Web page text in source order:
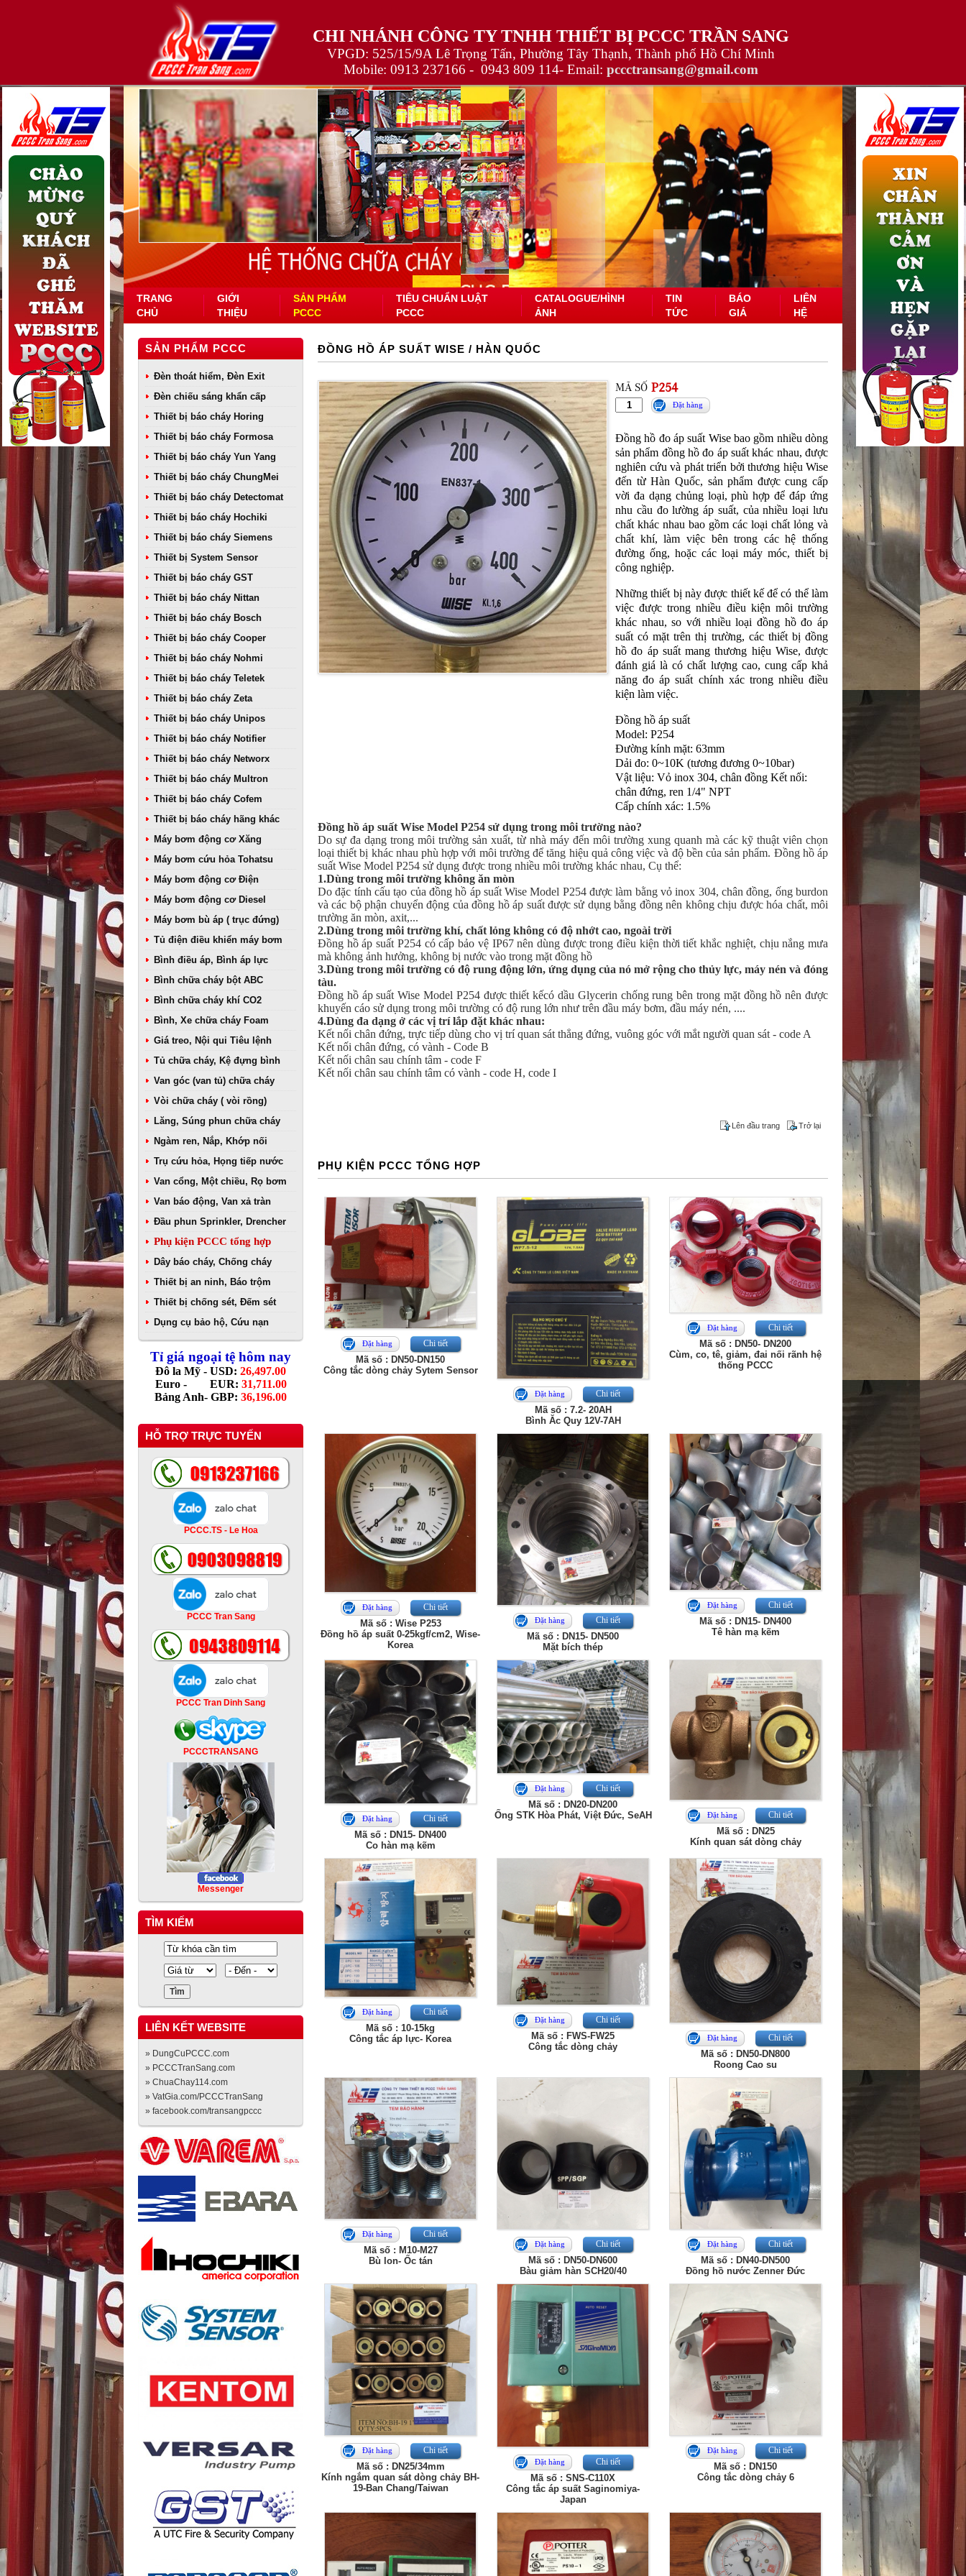
CHI NHÁNH CÔNG TY TNHH THIẾT BỊ PCCC TRẦN SANG
VPGD: 525/15/9A Lê Trọng Tấn, Phường Tây Thạnh, Thành phố Hồ Chí Minh
Mobile: 0913 237166 - 0943 809 114- Email: pccctransang@gmail.com
TRANG
CHỦ
GIỚI
THIỆU
SẢN PHẨM
PCCC
TIÊU CHUẨN LUẬT
PCCC
CATALOGUE/HÌNH
ẢNH
TIN
TỨC
BÁO
GIÁ
LIÊN
HỆ
SẢN PHẨM PCCC
Đèn thoát hiểm, Đèn Exit
Đèn chiếu sáng khẩn cấp
Thiết bị báo cháy Horing
Thiết bị báo cháy Formosa
Thiết bị báo cháy Yun Yang
Thiết bị báo cháy ChungMei
Thiết bị báo cháy Detectomat
Thiết bị báo cháy Hochiki
Thiết bị báo cháy Siemens
Thiết bị System Sensor
Thiết bị báo cháy GST
Thiết bị báo cháy Nittan
Thiết bị báo cháy Bosch
Thiết bị báo cháy Cooper
Thiết bị báo cháy Nohmi
Thiết bị báo cháy Teletek
Thiết bị báo cháy Zeta
Thiết bị báo cháy Unipos
Thiết bị báo cháy Notifier
Thiết bị báo cháy Networx
Thiết bị báo cháy Multron
Thiết bị báo cháy Cofem
Thiết bị báo cháy hãng khác
Máy bơm động cơ Xăng
Máy bơm cứu hỏa Tohatsu
Máy bơm động cơ Điện
Máy bơm động cơ Diesel
Máy bơm bù áp ( trục đứng)
Tủ điện điều khiển máy bơm
Bình điều áp, Bình áp lực
Bình chữa cháy bột ABC
Bình chữa cháy khí CO2
Bình, Xe chữa cháy Foam
Giá treo, Nội qui Tiêu lệnh
Tủ chữa cháy, Kệ đựng bình
Van góc (van tủ) chữa cháy
Vòi chữa cháy ( vòi rồng)
Lăng, Súng phun chữa cháy
Ngàm ren, Nắp, Khớp nối
Trụ cứu hỏa, Họng tiếp nước
Van cổng, Một chiều, Rọ bơm
Van báo động, Van xả tràn
Đầu phun Sprinkler, Drencher
Phụ kiện PCCC tổng hợp
Dây báo cháy, Chống cháy
Thiết bị an ninh, Báo trộm
Thiết bị chống sét, Đếm sét
Dụng cụ bảo hộ, Cứu nạn
Tỉ giá ngoại tệ hôm nay
Đô la Mỹ - USD: 26,497.00
Euro - EUR: 31,711.00
Bảng Anh- GBP: 36,196.00
HỖ TRỢ TRỰC TUYẾN
PCCC.TS - Le Hoa
PCCC Tran Sang
PCCC Tran Dinh Sang
PCCCTRANSANG
Messenger
TÌM KIẾM
LIÊN KẾT WEBSITE
» DungCuPCCC.com
» PCCCTranSang.com
» ChuaChay114.com
» VatGia.com/PCCCTranSang
» facebook.com/transangpccc
ĐỒNG HỒ ÁP SUẤT WISE / HÀN QUỐC
MÃ SỐ P254
Đặt hàng
Đồng hồ đo áp suất Wise bao gồm nhiều dòng
sản phẩm đồng hồ đo áp suất khác nhau, được
nghiên cứu và phát triển bởi thương hiệu Wise
đến từ Hàn Quốc, sản phẩm được cung cấp
vời đa dạng chủng loại, phù hợp để đáp ứng
nhu cầu đo lường áp suất, của nhiều loại lưu
chất khác nhau bao gồm các loại chất lỏng và
chất khí, làm việc bên trong các hệ thống
đường ống, hoặc các loại máy móc, thiết bị
công nghiệp.
Những thiết bị này được thiết kế để có thể làm
việc được trong nhiều điều kiện môi trường
khác nhau, so với nhiều loại đồng hồ đo áp
suất có mặt trên thị trường, các thiết bị đồng
hồ đo áp suất mang thương hiệu Wise, được
đánh giá là có chất lượng cao, cung cấp khả
năng đo áp suất chính xác trong nhiều điều
kiện làm việc.
Đồng hồ áp suất
Model: P254
Đường kính mặt: 63mm
Dải đo: 0~10K (tương đương 0~10bar)
Vật liệu: Vỏ inox 304, chân đồng Kết nối:
chân đứng, ren 1/4" NPT
Cấp chính xác: 1.5%
Đồng hồ áp suất Wise Model P254 sử dụng trong môi trường nào?
Do sự đa dạng trong môi trường sản xuất, từ nhà máy đến môi trường xung quanh mà các kỹ thuật viên chọn
loại thiết bị khác nhau phù hợp với môi trường để tăng hiệu quả công việc và độ bền của sản phẩm. Đồng hồ áp
suất Wise Model P254 sử dụng được trong nhiều môi trường khác nhau, Cụ thể:
1.Dùng trong môi trường không ăn mòn
Do đặc tính cấu tạo của đồng hồ áp suất Wise Model P254 được làm bằng vỏ inox 304, chân đồng, ống burdon
và các bộ phận chuyển động của đồng hồ áp suất được sử dụng bằng đồng nên không chịu được hóa chất, môi
trường ăn mòn, axit,...
2.Dùng trong môi trường khí, chất lỏng không có độ nhớt cao, ngoài trời
Đồng hồ áp suất P254 có cấp bảo vệ IP67 nên dùng được trong điều kiện thời tiết khắc nghiệt, chịu nắng mưa
mà không ảnh hưởng, không bị nước vào trong mặt đồng hồ
3.Dùng trong môi trường có độ rung động lớn, ứng dụng của nó mở rộng cho thủy lực, máy nén và đóng
tàu.
Đồng hồ áp suất Wise Model P254 được thiết kếcó dầu Glycerin chống rung bên trong mặt đồng hồ nên được
khuyến cáo sử dụng trong môi trường có độ rung lớn như trên đầu máy bơm, đầu máy nén, ....
4.Dùng đa dạng ở các vị trí lắp đặt khác nhau:
Kết nối chân đứng, trực tiếp dùng cho vị trí quan sát thẳng đứng, vuông góc với mắt người quan sát - code A
Kết nối chân đứng, có vành - Code B
Kết nối chân sau chính tâm - code F
Kết nối chân sau chính tâm có vành - code H, code I
Lên đầu trang Trở lại
PHỤ KIỆN PCCC TỔNG HỢP
Đặt hàng Chi tiết
Mã số : DN50-DN150
Công tắc dòng chảy Sytem Sensor
Đặt hàng Chi tiết
Mã số : 7.2- 20AH
Bình Ăc Quy 12V-7AH
Đặt hàng Chi tiết
Mã số : DN50- DN200
Cùm, co, tê, giảm, đai nối rãnh hệ
thống PCCC
Đặt hàng Chi tiết
Mã số : Wise P253
Đồng hồ áp suất 0-25kgf/cm2, Wise-
Korea
Đặt hàng Chi tiết
Mã số : DN15- DN500
Mặt bích thép
Đặt hàng Chi tiết
Mã số : DN15- DN400
Tê hàn mạ kẽm
Đặt hàng Chi tiết
Mã số : DN15- DN400
Co hàn mạ kẽm
Đặt hàng Chi tiết
Mã số : DN20-DN200
Ống STK Hòa Phát, Việt Đức, SeAH
Đặt hàng Chi tiết
Mã số : DN25
Kính quan sát dòng chảy
Đặt hàng Chi tiết
Mã số : 10-15kg
Công tắc áp lực- Korea
Đặt hàng Chi tiết
Mã số : FWS-FW25
Công tắc dòng chảy
Đặt hàng Chi tiết
Mã số : DN50-DN800
Roong Cao su
Đặt hàng Chi tiết
Mã số : M10-M27
Bù lon- Ốc tán
Đặt hàng Chi tiết
Mã số : DN50-DN600
Bàu giảm hàn SCH20/40
Đặt hàng Chi tiết
Mã số : DN40-DN500
Đồng hồ nước Zenner Đức
Đặt hàng Chi tiết
Mã số : DN25/34mm
Kính ngắm quan sát dòng chảy BH-
19-Ban Chang/Taiwan
Đặt hàng Chi tiết
Mã số : SNS-C110X
Công tắc áp suất Saginomiya-
Japan
Đặt hàng Chi tiết
Mã số : DN150
Công tắc dòng chảy 6